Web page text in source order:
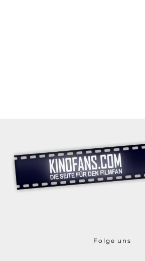
Folge uns